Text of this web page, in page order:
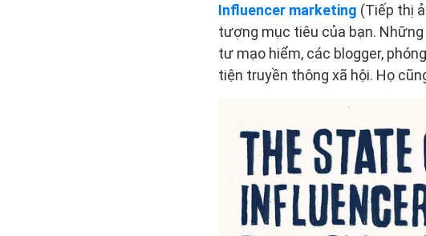
Influencer marketing (Tiếp thị
tượng mục tiêu của bạn.
tư mạo hiểm, các blogger,
tiện truyền thông xã hội. Họ